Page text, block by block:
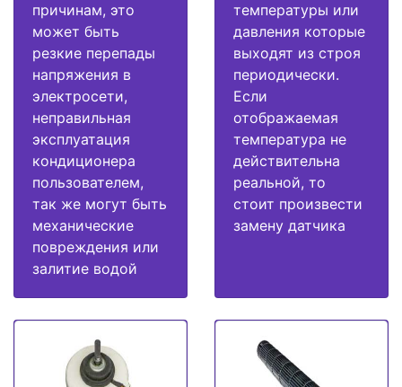
причинам, это
может быть
резкие перепады
напряжения в
электросети,
неправильная
эксплуатация
кондиционера
пользователем,
так же могут быть
механические
повреждения или
залитие водой
температуры или
давления которые
выходят из строя
периодически.
Если
отображаемая
температура не
действительна
реальной, то
стоит произвести
замену датчика